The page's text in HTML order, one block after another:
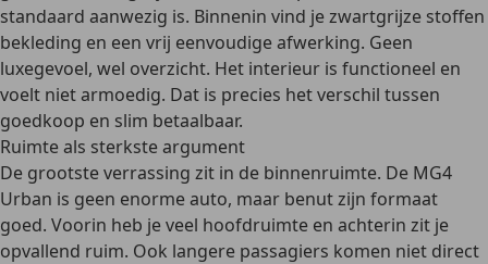
standaard aanwezig is. Binnenin vind je zwartgrijze stoffen
bekleding en een vrij eenvoudige afwerking. Geen
luxegevoel, wel overzicht. Het interieur is functioneel en
voelt niet armoedig. Dat is precies het verschil tussen
goedkoop en slim betaalbaar.
Ruimte als sterkste argument
De grootste verrassing zit in de binnenruimte. De MG4
Urban is geen enorme auto, maar benut zijn formaat
goed. Voorin heb je veel hoofdruimte en achterin zit je
opvallend ruim. Ook langere passagiers komen niet direct